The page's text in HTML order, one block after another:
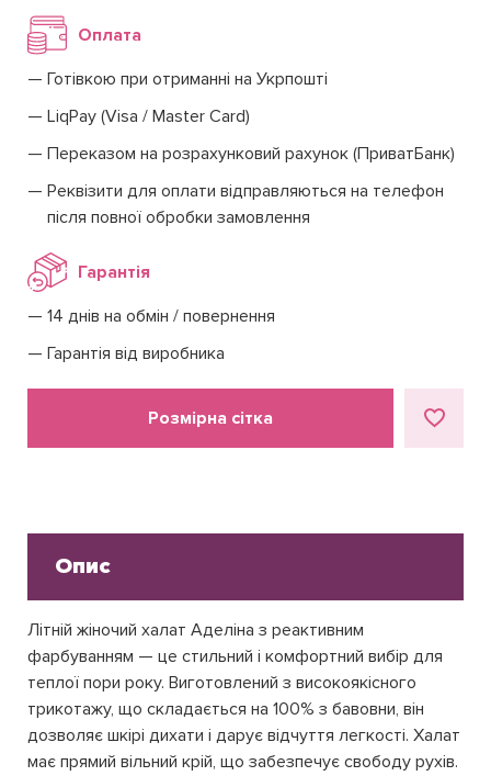
Оплата
Готівкою при отриманні на Укрпошті
LiqPay (Visa / Master Card)
Переказом на розрахунковий рахунок (ПриватБанк)
Реквізити для оплати відправляються на телефон
після повної обробки замовлення
Гарантія
14 днів на обмін / повернення
Гарантія від виробника
Розмірна сітка
Опис
Літній жіночий халат Аделіна з реактивним
фарбуванням — це стильний і комфортний вибір для
теплої пори року. Виготовлений з високоякісного
трикотажу, що складається на 100% з бавовни, він
дозволяє шкірі дихати і дарує відчуття легкості. Халат
має прямий вільний крій, що забезпечує свободу рухів.